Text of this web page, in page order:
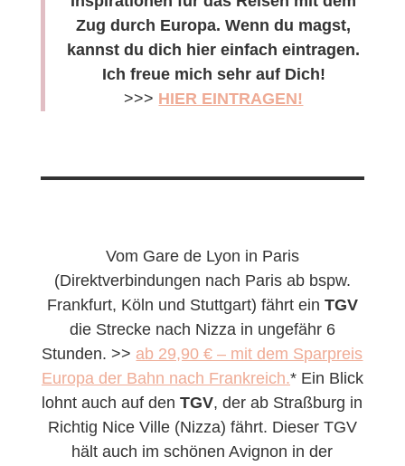
Zug durch Europa. Wenn du magst,
kannst du dich hier einfach eintragen.
Ich freue mich sehr auf Dich!
>>> HIER EINTRAGEN!
Vom Gare de Lyon in Paris
(Direktverbindungen nach Paris ab bspw.
Frankfurt, Köln und Stuttgart) fährt ein TGV
die Strecke nach Nizza in ungefähr 6
Stunden. >> ab 29,90 € – mit dem Sparpreis
Europa der Bahn nach Frankreich.* Ein Blick
lohnt auch auf denTGV, der ab Straßburg in
Richtig Nice Ville (Nizza) fährt. Dieser TGV
hält auch im schönen Avignon in der